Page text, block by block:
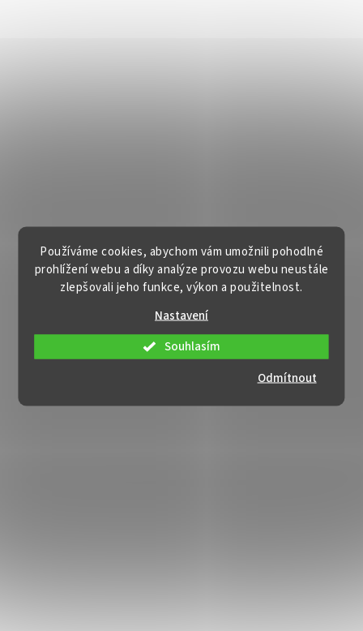
Používáme cookies, abychom vám umožnili pohodlné
prohlížení webu a díky analýze provozu webu neustále
zlepšovali jeho funkce, výkon a použitelnost.
Nastavení
Odmítnout
Souhlasím